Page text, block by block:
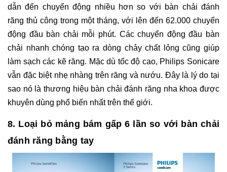
dẫn đến chuyển động nhiều hơn so với bàn chải đánh
răng thủ công trong một tháng, với lên đến 62.000 chuyển
động đầu bàn chải mỗi phút. Các chuyển động đầu bàn
chải nhanh chóng tạo ra dòng chảy chất lỏng cũng giúp
làm sạch các kẽ răng. Mặc dù tốc độ cao, Philips Sonicare
vẫn đặc biệt nhẹ nhàng trên răng và nướu. Đây là lý do tại
sao nó là thương hiệu bàn chải đánh răng nha khoa được
khuyên dùng phổ biến nhất trên thế giới.
8. Loại bỏ mảng bám gấp 6 lần so với bàn chải
đánh răng bằng tay